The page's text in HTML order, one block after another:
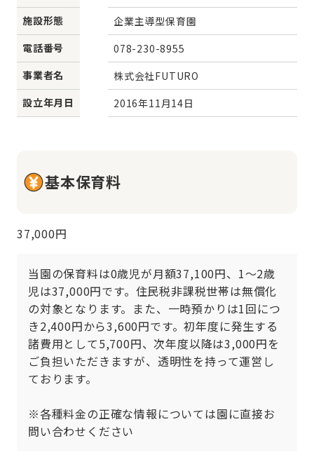
施設形態
企業主導型保育園
電話番号
078-230-8955
事業者名
株式会社FUTURO
設立年月日
2016年11月14日
基本保育料
37,000円
当園の保育料は0歳児が月額37,100円、1〜2歳
児は37,000円です。住民税非課税世帯は無償化
の対象となります。また、一時預かりは1回につ
き2,400円から3,600円です。初年度に発生する
諸費用として5,700円、次年度以降は3,000円を
ご負担いただきますが、透明性を持って運営し
ております。
※各種料金の正確な情報については園に直接お
問い合わせください